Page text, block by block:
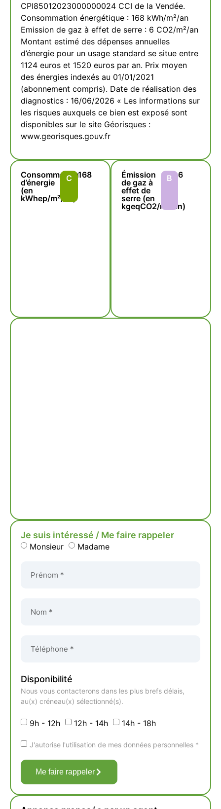
CPI85012023000000024 CCI de la Vendée.
Consommation énergétique : 168 kWh/m²/an
Emission de gaz à effet de serre : 6 CO2/m²/an
Montant estimé des dépenses annuelles
d’énergie pour un usage standard se situe entre
1124 euros et 1520 euros par an. Prix moyen
des énergies indexés au 01/01/2021
(abonnement compris). Date de réalisation des
diagnostics : 16/06/2026 « Les informations sur
les risques auxquels ce bien est exposé sont
disponibles sur le site Géorisques :
www.georisques.gouv.fr
Consommation
d’énergie
(en
kWhep/m²/an)
C 168
Émission
de gaz à
effet de
serre (en
kgeqCO2/m²/an)
B 6
Je suis intéressé / Me faire rappeler
Monsieur Madame
Disponibilité
Nous vous contacterons dans les plus brefs délais,
au(x) créneau(x) sélectionné(s).
9h - 12h 12h - 14h 14h - 18h
J'autorise l'utilisation de mes données personnelles *
Me faire rappeler